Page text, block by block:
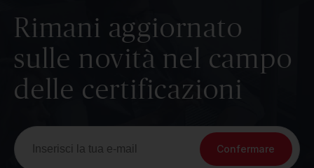
Rimani aggiornato
sulle novità nel campo
delle certificazioni
Confermare